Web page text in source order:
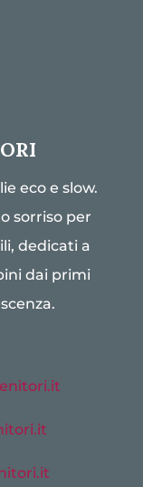
eco e slow.
sorriso per
dedicati a
dai primi